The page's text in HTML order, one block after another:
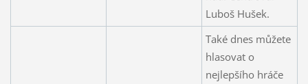
Luboš Hušek.
Také dnes můžete
hlasovat o
nejlepšího hráče